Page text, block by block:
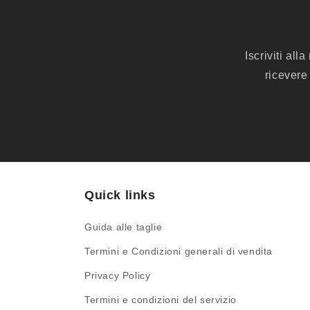
Iscriviti
Quick links
Guida alle taglie
Termini e Condizioni generali di vendita
Privacy Policy
Termini e condizioni del servizio